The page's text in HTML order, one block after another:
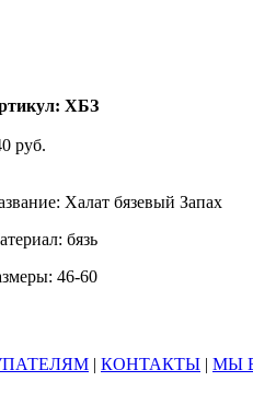
ХБЗ
руб.
Халат бязевый Запах
бязь
46-60
| КОНТАКТЫ | МЫ